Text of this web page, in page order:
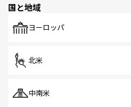
で、ホーカーズは地元の風
国と地域
ヨーロッパ
北米
中南米